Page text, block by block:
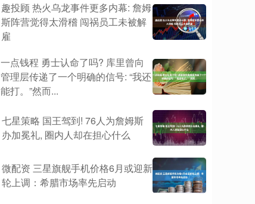
趣投顾 热火乌龙事件更多内幕: 詹姆
斯阵营觉得太滑稽 闯祸员工未被解
雇
一点钱程 勇士认命了吗? 库里曾向
管理层传递了一个明确的信号: “我还
能打。”然而...
七星策略 国王驾到! 76人为詹姆斯
办加冕礼, 圈内人却在担心什么
微配资 三星旗舰手机价格6月或迎新
轮上调：希腊市场率先启动